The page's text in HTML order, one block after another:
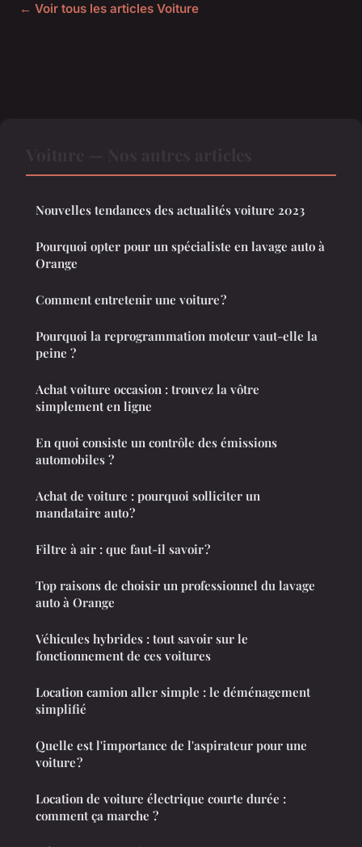
← Voir tous les articles Voiture
Nouvelles tendances des actualités voiture 2023
Pourquoi opter pour un spécialiste en lavage auto à
Orange
Comment entretenir une voiture ?
Pourquoi la reprogrammation moteur vaut-elle la
peine ?
Achat voiture occasion : trouvez la vôtre
simplement en ligne
En quoi consiste un contrôle des émissions
automobiles ?
Achat de voiture : pourquoi solliciter un
mandataire auto ?
Filtre à air : que faut-il savoir ?
Top raisons de choisir un professionnel du lavage
auto à Orange
Véhicules hybrides : tout savoir sur le
fonctionnement de ces voitures
Location camion aller simple : le déménagement
simplifié
Quelle est l'importance de l'aspirateur pour une
voiture ?
Location de voiture électrique courte durée :
comment ça marche ?